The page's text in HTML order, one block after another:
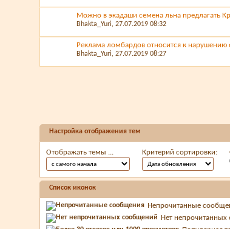
Можно в экадаши семена льна предлагать
Bhakta_Yuri, 27.07.2019 08:32
Реклама ломбардов относится к
Bhakta_Yuri, 27.07.2019 08:27
Настройка отображения тем
Отображать темы ... Критерий сортировки:
Список иконок
Непрочитанные
Нет